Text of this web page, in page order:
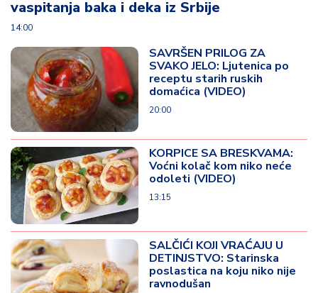
vaspitanja baka i deka iz Srbije
14:00
SAVRŠEN PRILOG ZA
SVAKO JELO: Ljutenica po
receptu starih ruskih
domaćica (VIDEO)
20:00
KORPICE SA BRESKVAMA:
Voćni kolač kom niko neće
odoleti (VIDEO)
13:15
SALČIĆI KOJI VRAĆAJU U
DETINJSTVO: Starinska
poslastica na koju niko nije
ravnodušan